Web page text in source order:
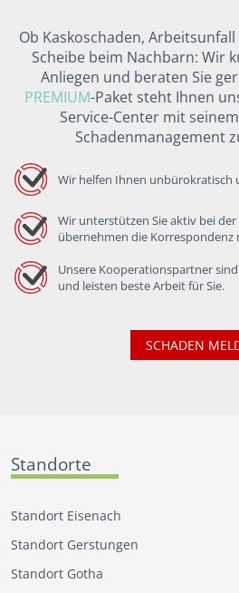
Ob Kaskoschaden,
Scheibe beim Nachbarn: Wir
Anliegen und beraten Sie
PREMIUM-Paket steht Ihnen
Service-Center mit
Schadenmanagement
Wir helfen Ihnen unbürokratisch
Wir unterstützen Sie aktiv bei
übernehmen die Korrespondenz
Unsere Kooperationspartner
und leisten beste Arbeit für Sie.
SCHADEN
Standorte
Standort Eisenach
Standort Gerstungen
Standort Gotha